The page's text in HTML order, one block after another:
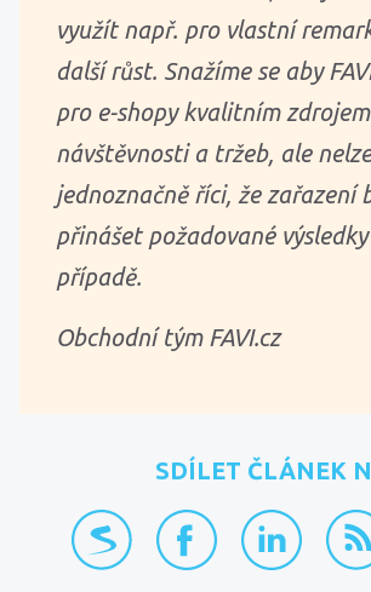
využít např. pro vlastní
další růst. Snažíme se aby
pro e-shopy kvalitním zdrojem
návštěvnosti a tržeb, ale nelze
jednoznačně říci, že zařazení
přinášet požadované
případě.
Obchodní tým FAVI.cz
SDÍLET ČLÁNEK
přidat na Seznam.cz
sdílet na Facebooku
sdílet na